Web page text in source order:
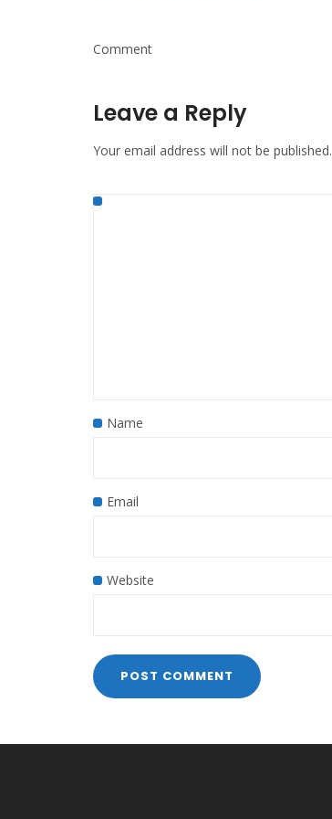
Comment
Leave a Reply
Your email address will not be published.
Name
Email
Website